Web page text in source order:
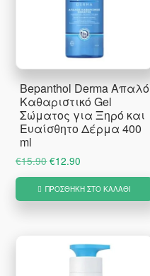
Bepanthol Derma Απαλό
Καθαριστικό Gel
Σώματος για Ξηρό και
Ευαίσθητο Δέρμα 400
ml
€15.90Original
price
was:
€12.90
τρέχουσα
τιμή
ΠΡΟΣΘΉΚΗ ΣΤΟ ΚΑΛΆΘΙ